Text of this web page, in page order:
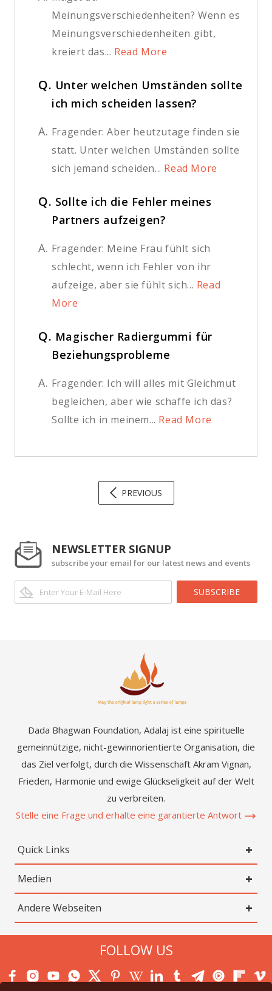
Meinungsverschiedenheiten? Wenn es
Meinungsverschiedenheiten gibt,
kreiert das... Read More
Q. Unter welchen Umständen sollte
ich mich scheiden lassen?
A. Fragender: Aber heutzutage finden sie
statt. Unter welchen Umständen sollte
sich jemand scheiden... Read More
Q. Sollte ich die Fehler meines
Partners aufzeigen?
A. Fragender: Meine Frau fühlt sich
schlecht, wenn ich Fehler von ihr
aufzeige, aber sie fühlt sich... Read
More
Q. Magischer Radiergummi für
Beziehungsprobleme
A. Fragender: Ich will alles mit Gleichmut
begleichen, aber wie schaffe ich das?
Sollte ich in meinem... Read More
PREVIOUS
NEWSLETTER SIGNUP
subscribe your email for our latest news and events
SUBSCRIBE
Dada Bhagwan Foundation, Adalaj ist eine spirituelle
gemeinnützige, nicht-gewinnorientierte Organisation, die
das Ziel verfolgt, durch die Wissenschaft Akram Vignan,
Frieden, Harmonie und ewige Glückseligkeit auf der Welt
zu verbreiten.
Stelle eine Frage und erhalte eine garantierte Antwort
Quick Links
Medien
Andere Webseiten
FOLLOW US